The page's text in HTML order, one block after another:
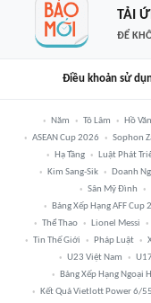
TẢI
ĐỂ
Điều khoản sử
Năm Tô Lâm Hồ
ASEAN Cup 2026
Sophon
Hạ Tầng
Luật Phát
Kim Sang-Sik
Doanh
Sân Mỹ Đình
Bảng Xếp Hạng AFF Cup
Thể Thao
Lionel Messi
Tin Thế Giới
Pháp Luật
U23 Việt Nam
Bảng Xếp Hạng Ngoại
Kết Quả Vietlott Power 6/55